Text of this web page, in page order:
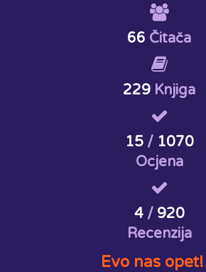
66 Čitača
229 Knjiga
15/ 1070
Ocjena
4/ 920
Recenzija
Evo nas